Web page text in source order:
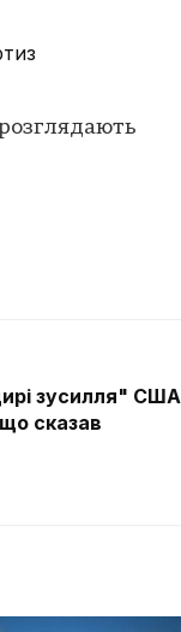
зусилля" США
сказав